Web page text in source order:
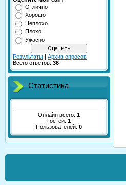
Отлично
Хорошо
Неплохо
Плохо
Ужасно
Результаты | Архив опросов
Всего ответов: 36
Статистика
Онлайн всего: 1
Гостей: 1
Пользователей: 0